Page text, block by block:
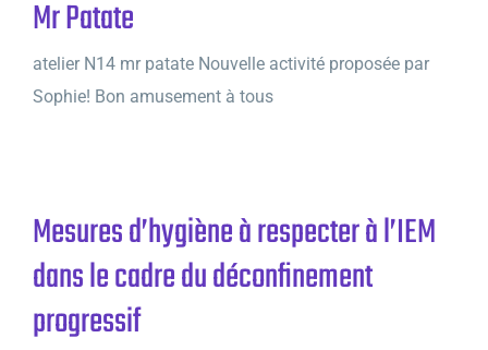
Mr Patate
atelier N14 mr patate Nouvelle activité proposée par
Sophie! Bon amusement à tous
Mesures d’hygiène à respecter à l’IEM
dans le cadre du déconfinement
progressif